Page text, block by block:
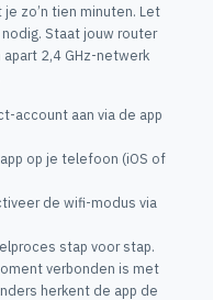
zo’n tien minuten. Let
Staat jouw router
apart 2,4 GHz-netwerk
account aan via de app
op je telefoon (iOS of
de wifi-modus via
stap voor stap.
verbonden is met
herkent de app de